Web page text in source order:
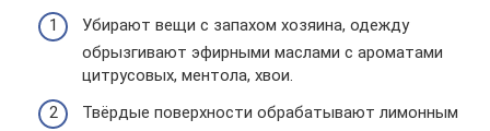
Убирают вещи с запахом хозяина, одежду
обрызгивают эфирными маслами с ароматами
цитрусовых, ментола, хвои.
Твёрдые поверхности обрабатывают лимонным